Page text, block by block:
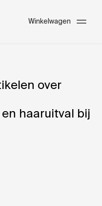
Winkelwagen
over
haaruitval bij